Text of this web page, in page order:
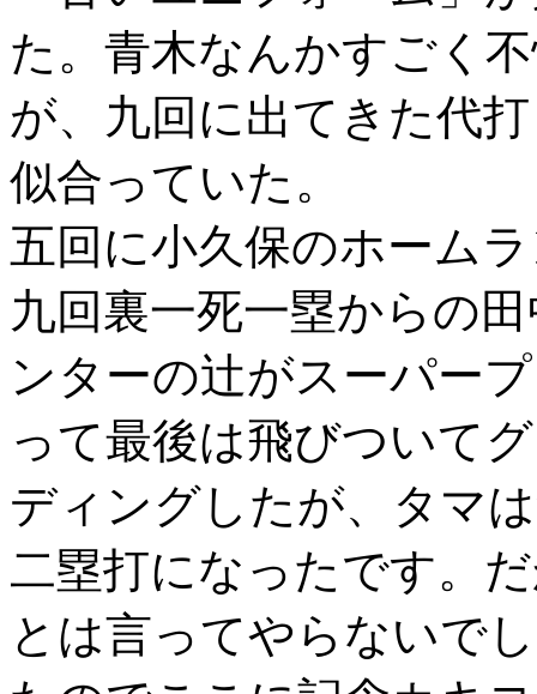
た。青木なんかすごく
が、九回に出てきた代
似合っていた。
五回に小久保のホーム
九回裏一死一塁からの
ンターの辻がスーパー
って最後は飛びついて
ディングしたが、タマ
二塁打になったです。
とは言ってやらないで